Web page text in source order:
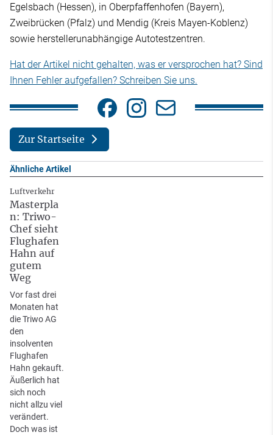
Egelsbach (Hessen), in Oberpfaffenhofen (Bayern),
Zweibrücken (Pfalz) und Mendig (Kreis Mayen-Koblenz)
sowie herstellerunabhängige Autotestzentren.
Hat der Artikel nicht gehalten, was er versprochen hat? Sind
Ihnen Fehler aufgefallen? Schreiben Sie uns.
Zur Startseite
Ähnliche Artikel
Luftverkehr
Masterpla
n: Triwo-
Chef sieht
Flughafen
Hahn auf
gutem
Weg
Vor fast drei
Monaten hat
die Triwo AG
den
insolventen
Flughafen
Hahn gekauft.
Äußerlich hat
sich noch
nicht allzu viel
verändert.
Doch was ist